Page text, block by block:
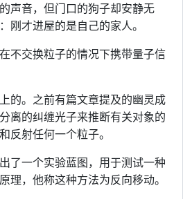
声音，但门口的狗子却安静无
刚才进屋的是自己的家人。
不交换粒子的情况下携带量子信
的。之前有篇文章提及的幽灵成
离的纠缠光子来推断有关对象的
反射任何一个粒子。
了一个实验蓝图，用于测试一种
理，他称这种方法为反向移动。